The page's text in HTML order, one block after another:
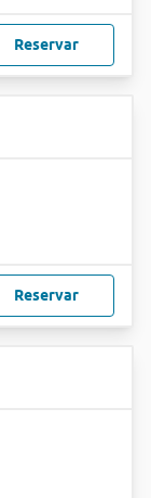
Reservar
Reservar